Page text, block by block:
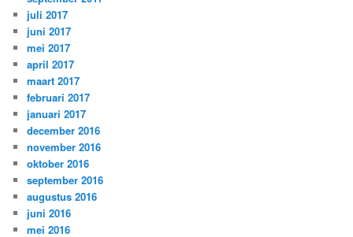
juli 2017
juni 2017
mei 2017
april 2017
maart 2017
februari 2017
januari 2017
december 2016
november 2016
oktober 2016
september 2016
augustus 2016
juni 2016
mei 2016